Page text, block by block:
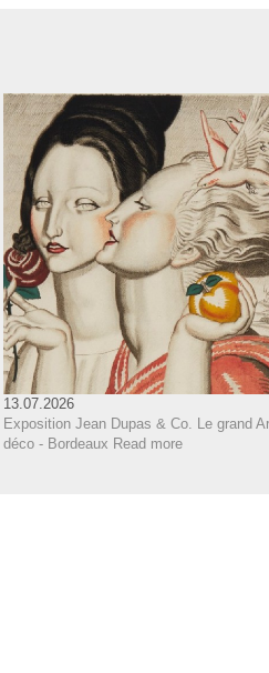
13.07.2026
Exposition Jean Dupas & Co. Le grand
déco - Bordeaux Read more